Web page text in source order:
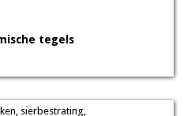
tegels